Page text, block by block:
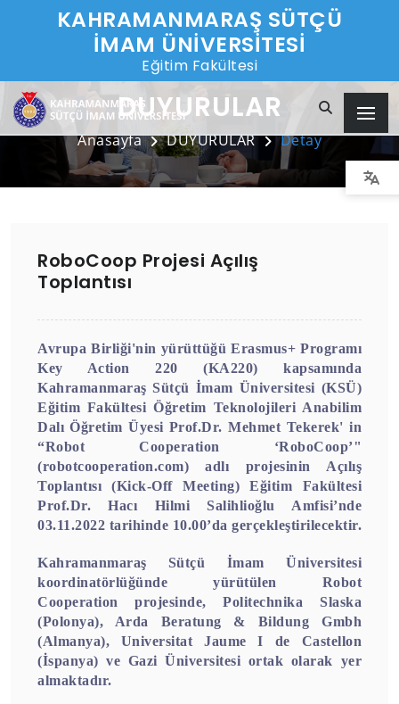
KAHRAMANMARAŞ SÜTÇÜ
İMAM ÜNİVERSİTESİ
Eğitim Fakültesi
DUYURULAR
Anasayfa DUYURULAR Detay
RoboCoop Projesi Açılış
Toplantısı
Avrupa Birliği'nin yürüttüğü Erasmus+ Programı
Key Action 220 (KA220) kapsamında
Kahramanmaraş Sütçü İmam Üniversitesi (KSÜ)
Eğitim Fakültesi Öğretim Teknolojileri Anabilim
Dalı Öğretim Üyesi Prof.Dr. Mehmet Tekerek' in
“Robot Cooperation ‘RoboCoop’"
(robotcooperation.com)adlı projesinin Açılış
Toplantısı (Kick-Off Meeting) Eğitim Fakültesi
Prof.Dr. Hacı Hilmi Salihlioğlu Amfisi’nde
03.11.2022 tarihinde 10.00’da gerçekleştirilecektir.
Kahramanmaraş Sütçü İmam Üniversitesi
koordinatörlüğünde yürütülen Robot
Cooperation projesinde, Politechnika Slaska
(Polonya), Arda Beratung & Bildung Gmbh
(Almanya), Universitat Jaume I de Castellon
(İspanya) ve Gazi Üniversitesi ortak olarak yer
almaktadır.